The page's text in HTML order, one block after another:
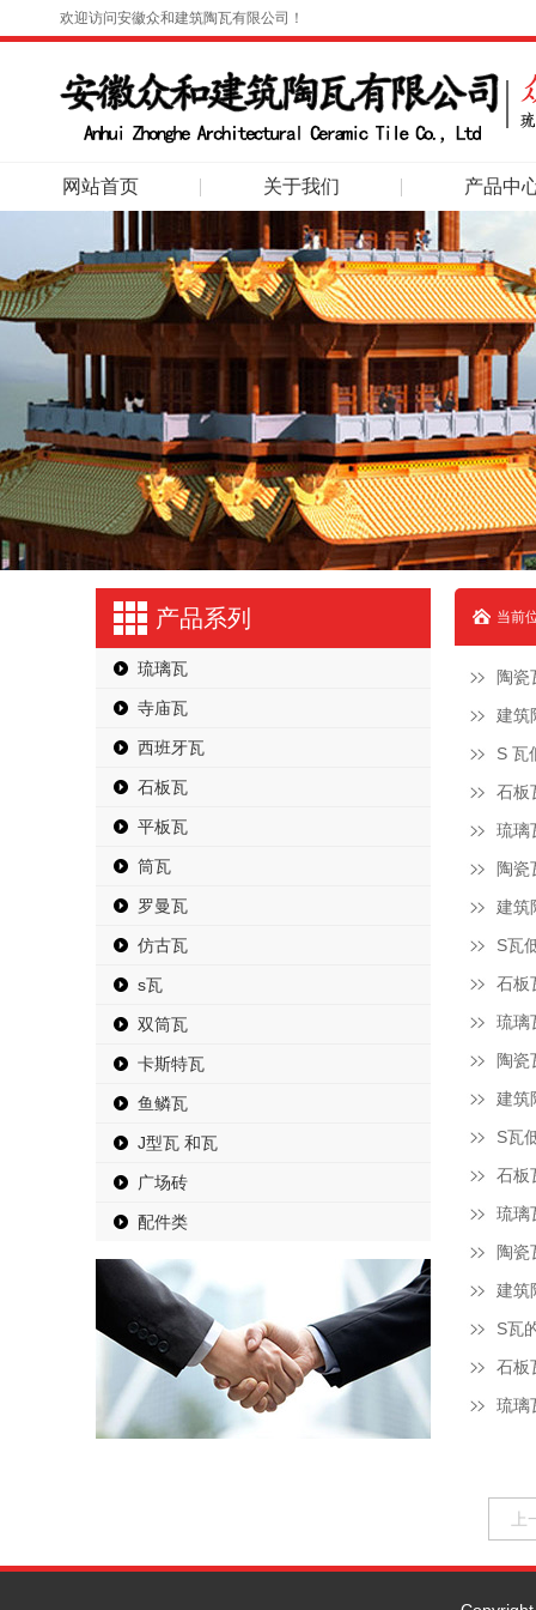
欢迎访问安徽众和建筑陶瓦有限公司！
网站首页 关于我们 产品中
产品系列
琉璃瓦
寺庙瓦
西班牙瓦
石板瓦
平板瓦
筒瓦
罗曼瓦
仿古瓦
s瓦
双筒瓦
卡斯特瓦
鱼鳞瓦
J型瓦 和瓦
广场砖
配件类
当前
陶瓷
建筑
S 瓦
石板
琉璃
陶瓷
建筑
S瓦
石板
琉璃
陶瓷
建筑
S瓦
石板
琉璃
陶瓷
建筑
S瓦
石板
琉璃